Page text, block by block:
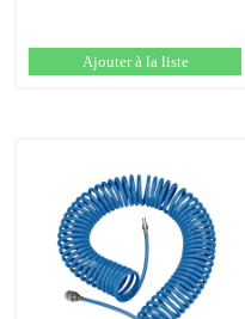
Ajouter à la liste